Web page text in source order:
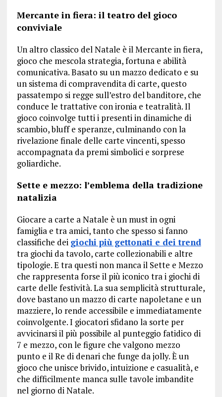
Mercante in fiera: il teatro del gioco
conviviale
Un altro classico del Natale è il Mercante in fiera,
gioco che mescola strategia, fortuna e abilità
comunicativa. Basato su un mazzo dedicato e su
un sistema di compravendita di carte, questo
passatempo si regge sull’estro del banditore, che
conduce le trattative con ironia e teatralità. Il
gioco coinvolge tutti i presenti in dinamiche di
scambio, bluff e speranze, culminando con la
rivelazione finale delle carte vincenti, spesso
accompagnata da premi simbolici e sorprese
goliardiche.
Sette e mezzo: l’emblema della tradizione
natalizia
Giocare a carte a Natale è un must in ogni
famiglia e tra amici, tanto che spesso si fanno
classifiche dei giochi più gettonati e dei trend
tra giochi da tavolo, carte collezionabili e altre
tipologie. E tra questi non manca il Sette e Mezzo
che rappresenta forse il più iconico tra i giochi di
carte delle festività. La sua semplicità strutturale,
dove bastano un mazzo di carte napoletane e un
mazziere, lo rende accessibile e immediatamente
coinvolgente. I giocatori sfidano la sorte per
avvicinarsi il più possibile al punteggio fatidico di
7 e mezzo, con le figure che valgono mezzo
punto e il Re di denari che funge da jolly. È un
gioco che unisce brivido, intuizione e casualità, e
che difficilmente manca sulle tavole imbandite
nel giorno di Natale.